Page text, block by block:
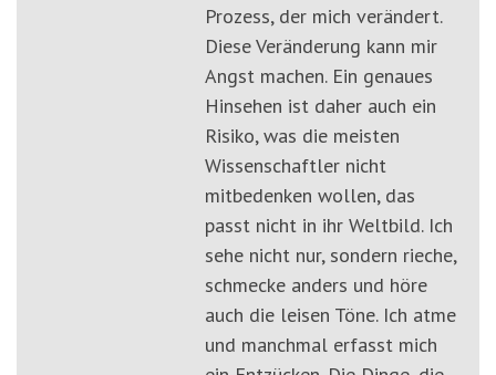
Prozess, der mich verändert.
Diese Veränderung kann mir
Angst machen. Ein genaues
Hinsehen ist daher auch ein
Risiko, was die meisten
Wissenschaftler nicht
mitbedenken wollen, das
passt nicht in ihr Weltbild. Ich
sehe nicht nur, sondern rieche,
schmecke anders und höre
auch die leisen Töne. Ich atme
und manchmal erfasst mich